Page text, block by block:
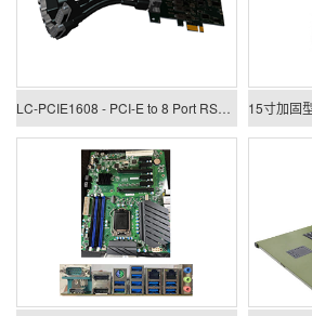
LC-PCIE1608 - PCI-E to 8 Port RS422/485 Low Profile Card